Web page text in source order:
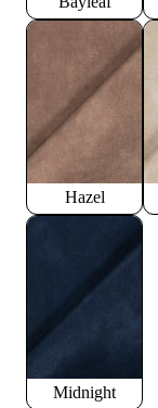
Hazel
Midnight